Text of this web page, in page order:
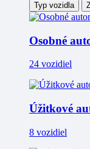
Typ vozidla
Osobné
24 vozidiel
Úžitkové
8 vozidiel